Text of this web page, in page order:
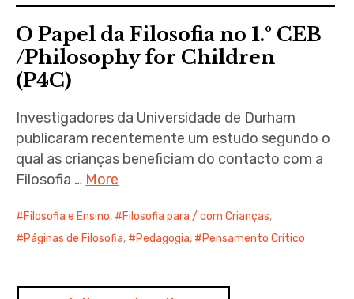
O Papel da Filosofia no 1.º CEB
/Philosophy for Children
(P4C)
Investigadores da Universidade de Durham
publicaram recentemente um estudo segundo o
qual as crianças beneficiam do contacto com a
Filosofia … More
Filosofia e Ensino, Filosofia para / com Crianças,
Páginas de Filosofia, Pedagogia, Pensamento Crítico